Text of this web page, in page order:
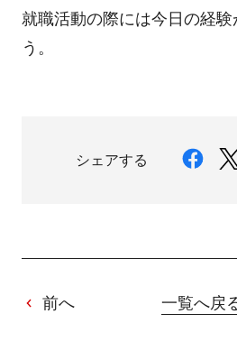
就職活動の際には今日の経験
う。
シェアする
前へ 一覧へ戻